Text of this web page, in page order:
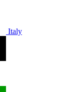
Italy